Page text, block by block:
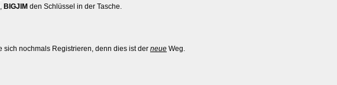
BIGJIM den Schlüssel in der Tasche.
sich nochmals Registrieren, denn dies ist der neue Weg.